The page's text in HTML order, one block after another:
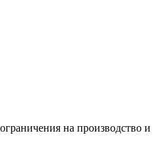
на производство и